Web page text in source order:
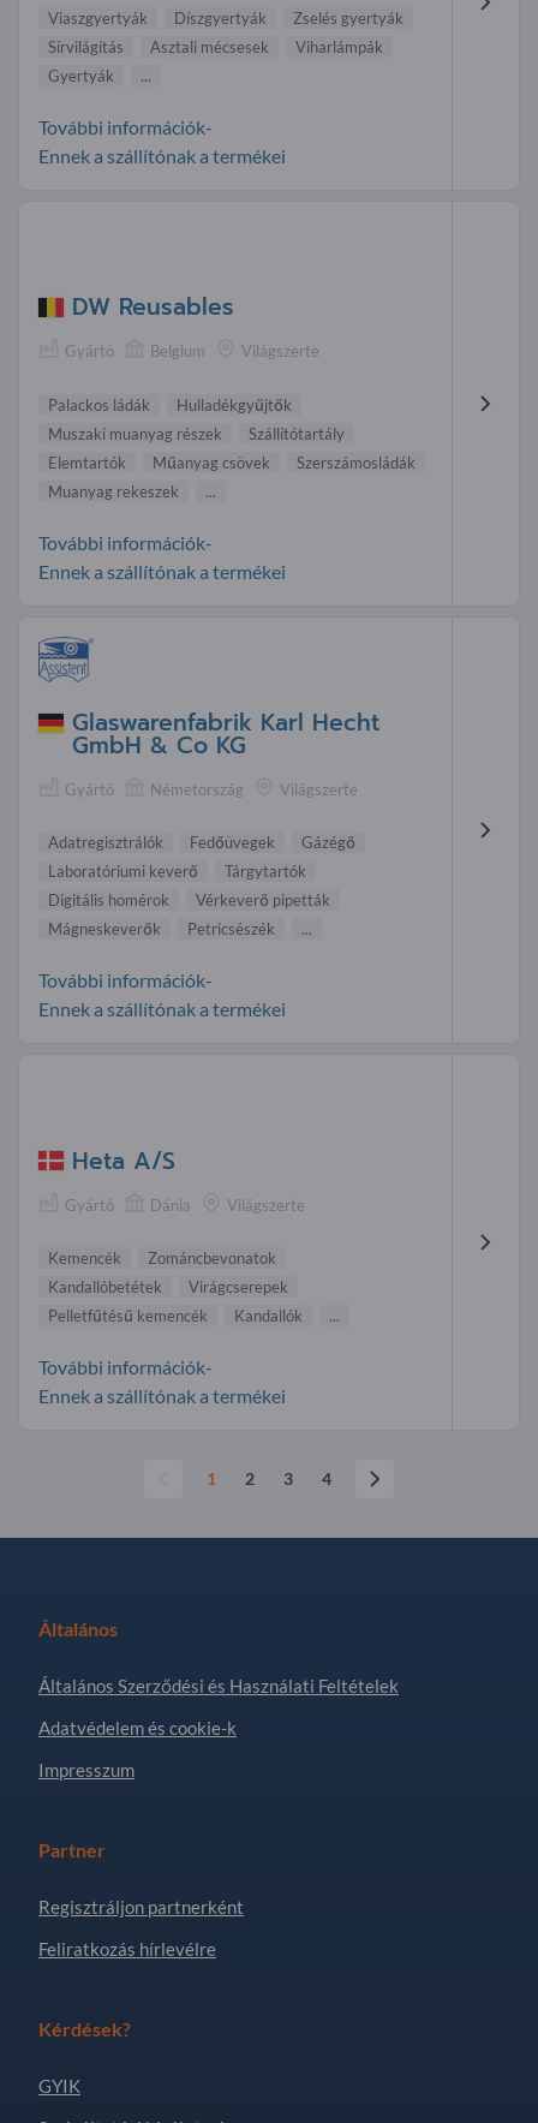
Viaszgyertyák Díszgyertyák
Zselés gyertyák
Sírvilágítás
Asztali mécsesek
Viharlámpák
Gyertyák
...
További információk-
Ennek a szállítónak a termékei
DW Reusables
Gyártó Belgium Világszerte
Palackos ládák
Hulladékgyűjtők
Muszaki muanyag részek
Szállítótartály
Elemtartók
Műanyag csövek
Szerszámosládák
Muanyag rekeszek
...
További információk-
Ennek a szállítónak a termékei
Glaswarenfabrik Karl Hecht
GmbH & Co KG
Gyártó Németország Világszerte
Adatregisztrálók Fedőüvegek
Gázégő
Laboratóriumi keverő
Tárgytartók
Digitális homérok
Vérkeverő pipetták
Mágneskeverők
Petricsészék ...
További információk-
Ennek a szállítónak a termékei
Heta A/S
Gyártó Dánia Világszerte
Kemencék
Zománcbevonatok
Kandallóbetétek
Virágcserepek
Pelletfűtésű kemencék
Kandallók ...
További információk-
Ennek a szállítónak a termékei
1 2 3 4
Általános
Általános Szerződési és Használati Feltételek
Adatvédelem és cookie-k
Impresszum
Partner
Regisztráljon partnerként
Feliratkozás hírlevélre
Kérdések?
GYIK